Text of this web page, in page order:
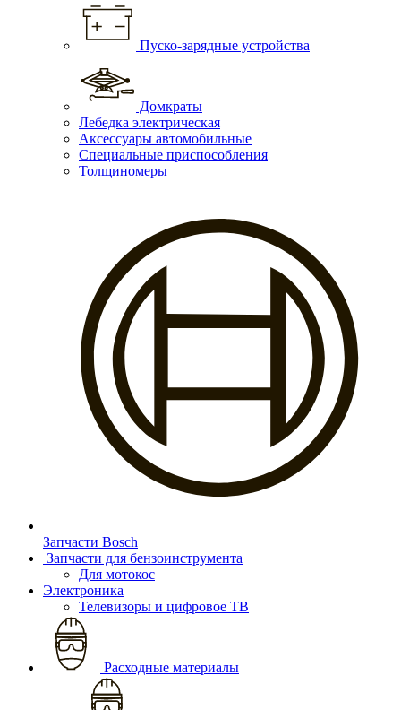
Пуско-зарядные устройства
Домкраты
Лебедка электрическая
Аксессуары автомобильные
Специальные приспособления
Толщиномеры
Запчасти Bosch
Запчасти для бензоинструмента
Для мотокос
Электроника
Телевизоры и цифровое ТВ
Расходные материалы